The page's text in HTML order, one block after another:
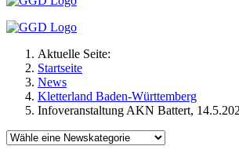
Aktuelle Seite:
Startseite
News
Kletterland Baden-Württemberg
Infoveranstaltung AKN Battert,